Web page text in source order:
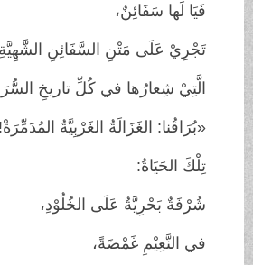
فَيَا لَها سَفَائِنٌ،
تَجْرِيْ عَلَى مَتْنِ السَّفَائِنِ الشَّهِيَّةِ،
الَّتِيْ شِعارُها في كُلِّ تاريخِ
«بُرَاقُنا: الغَزَالَةُ الغَرْبِيَّةُ المُدَمِّرَةْ!»
تِلْكَ الحَيَاةُ:
شُرْفَةٌ بَحْرِيَّةٌ عَلَى الخُلُوْدِ،
في النَّعِيْمِ غَمْضَةً،